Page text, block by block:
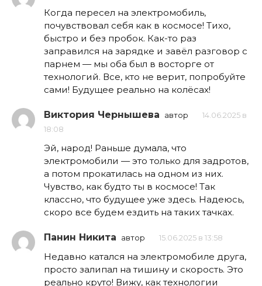
Когда пересел на электромобиль,
почувствовал себя как в космосе! Тихо,
быстро и без пробок. Как-то раз
заправился на зарядке и завёл разговор с
парнем — мы оба был в восторге от
технологий. Все, кто не верит, попробуйте
сами! Будущее реально на колёсах!
Виктория Чернышева автор
14.06.2025 в
18:08
Эй, народ! Раньше думала, что
электромобили — это только для задротов,
а потом прокатилась на одном из них.
Чувство, как будто ты в космосе! Так
классно, что будущее уже здесь. Надеюсь,
скоро все будем ездить на таких тачках.
Панин Никита автор 15.06.2025 в 13:58
Недавно катался на электромобиле друга,
просто залипал на тишину и скорость. Это
реально круто! Вижу, как технологии